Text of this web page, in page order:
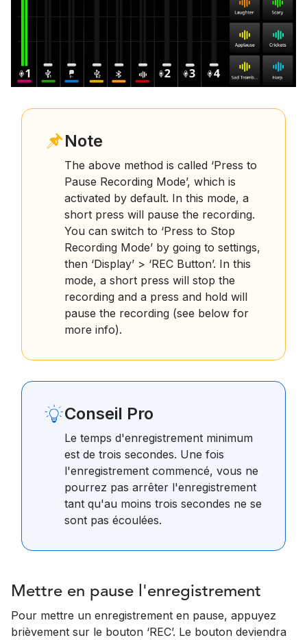
Note
The above method is called ‘Press to
Pause Recording Mode’, which is
activated by default. In this mode, a
short press will pause the recording.
You can switch to ‘Press to Stop
Recording Mode’ by going to settings,
then ‘Display’ > ‘REC Button’. In this
mode, a short press will stop the
recording and a press and hold will
pause the recording (see below for
more info).
Conseil Pro
Le temps d'enregistrement minimum
est de trois secondes. Une fois
l'enregistrement commencé, vous ne
pourrez pas arrêter l'enregistrement
tant qu'au moins trois secondes ne se
sont pas écoulées.
Mettre en pause l'enregistrement
Pour mettre un enregistrement en pause, appuyez
brièvement sur le bouton ‘REC’. Le bouton deviendra